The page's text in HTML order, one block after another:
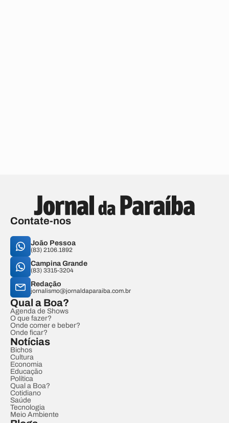
Contate-nos
João Pessoa
(83) 2106.1892
Campina Grande
(83) 3315-3204
Redação
jornalismo@jornaldaparaiba.com.br
Qual a Boa?
Agenda de Shows
O que fazer?
Onde comer e beber?
Onde ficar?
Notícias
Bichos
Cultura
Economia
Educação
Política
Qual a Boa?
Cotidiano
Saúde
Tecnologia
Meio Ambiente